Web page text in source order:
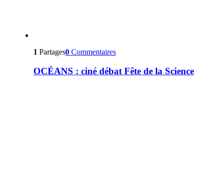
1 Partages0 Commentaires
OCÉANS : ciné débat Fête de la Science